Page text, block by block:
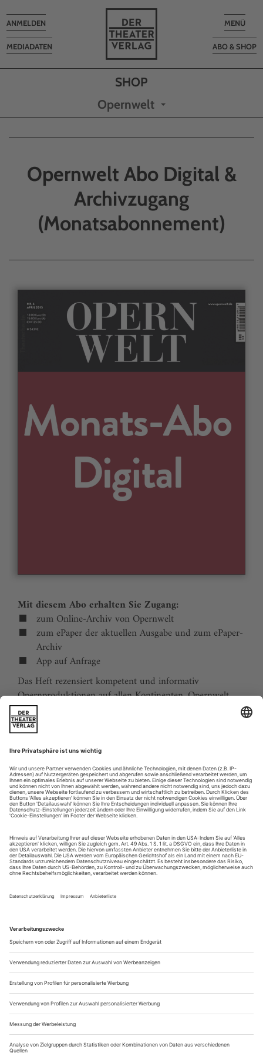
Toggle
MENÜ
ABO & SHOP
MEDIADATEN
Toggle
navigation
ANMELDEN
Opernwelt
Opernwelt Abo Digital &
Archivzugang
(Monatsabonnement)
Mit diesem Abo erhalten Sie Zugang:
zum Online-Archiv von Opernwelt
zum ePaper der aktuellen Ausgabe und zum ePaper-
Archiv
App auf Anfrage
Das Heft rezensiert kompetent und informativ
Opernproduktionen auf allen Kontinenten. Opernwelt
zeigt die Welt hinter der Bühne, befragt die Macher und
verfolgt die Kulturpolitik. Große Themenblöcke
behandeln die Geschichte der Oper, bedeutende
Komponisten und die interessantesten Aspekte des
internationalen Musiklebens. Die Premierenvorschau
animiert zu Opernreisen in alle Welt.
Sie erhalten Zugang zum Online-Archiv von Opernwelt
und können sowohl das aktuelle ePaper als auch das
ePaper-Archiv über Ihren Account auf www.der-
theaterverlag.de einsehen. Zugang zur App auf Anfrage.
Das Abonnement hat eine Laufzeit von einem Monat und
verlängert sich jeweils um einen weiteren Monat, sofern
es nicht vom Kunden auf der Seite „Mein Konto/Meine
Bestellungen“ auf www.der-theaterverlag.de gekündigt
in Kraft.
Aus steuerlichen Gründen abweichende Preise für Käufe
außerhalb Deutschlands (Endpreis vor Auslösen der Bestellung
ersichtlich)
9,99 €